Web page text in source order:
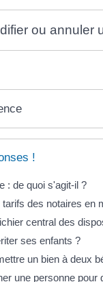
ou annuler
!
: de quoi s'agit-il ?
des notaires en
central des
ses enfants ?
un bien à deux
une personne